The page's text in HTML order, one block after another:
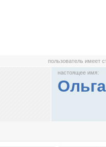
пользователь имеет
настоящее имя:
Ольга